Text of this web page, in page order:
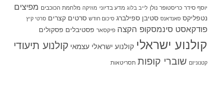
יוסף סידר כריסטופר נולן לייב בלוג מדע בדיוני מוזיקה מלחמת הכוכבים מפיצים
נטפליקס סאנדאנס סטיבן ספילברג סיכום חודש סרטים קצרים סרטי קיץ
פודקאסט סינמסקופ הקצה פיקסאר פסטיבלים פסקולים
קולנוע ישראלי קולנוע ישראלי עצמאי קולנוע תיעודי
קטנוניזם שוברי קופות תסריטאות